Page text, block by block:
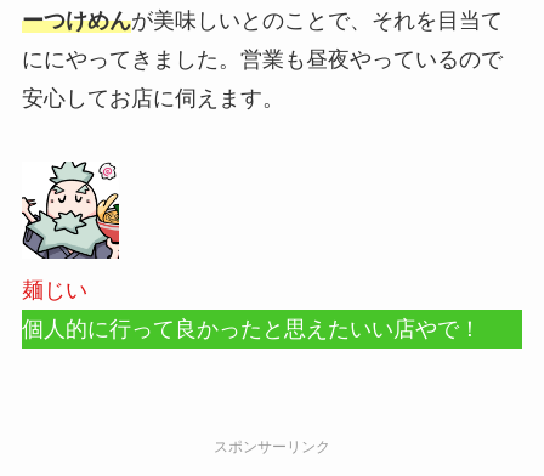
ーつけめんが美味しいとのことで、それを目当て
ににやってきました。営業も昼夜やっているので
安心してお店に伺えます。
麺じい
個人的に行って良かったと思えたいい店やで！
スポンサーリンク